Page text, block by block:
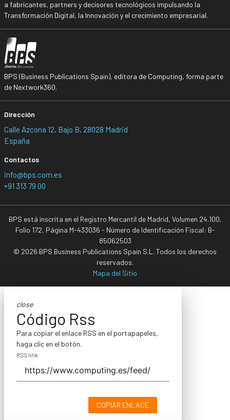
a fabricantes, partners y decisores tecnológicos impulsando la
Transformación Digital, la Innovación y el crecimiento empresarial.
BPS (Business Publications Spain), editora de Computing, forma parte
de Nextwork360.
Dirección
Calle Azcona 12, Bajo B, 28028 Madrid
España
Contactos
info@bps.com.es
+91 313 79 00
BPS está inscrita en el Registro Mercantil de Madrid, Volumen 24.100,
Folio 172, Página M-433036 - Número de Identificación Fiscal: B-
85062503
© 2026 BPS Business Publications Spain S.L. Todos los derechos
reservados.
Mapa del Sitio
close
Código Rss
Para copiar el enlace RSS en el portapapeles,
haga clic en el botón.
RSS link
COPIAR ENLACE